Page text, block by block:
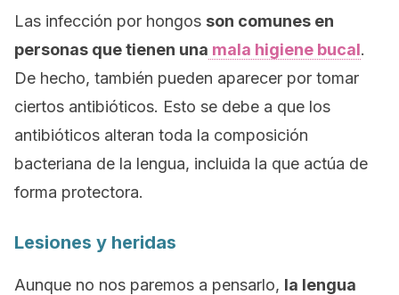
Las infección por hongos son comunes en
personas que tienen una mala higiene bucal.
De hecho, también pueden aparecer por tomar
ciertos antibióticos. Esto se debe a que los
antibióticos alteran toda la composición
bacteriana de la lengua, incluida la que actúa de
forma protectora.
Lesiones y heridas
Aunque no nos paremos a pensarlo, la lengua